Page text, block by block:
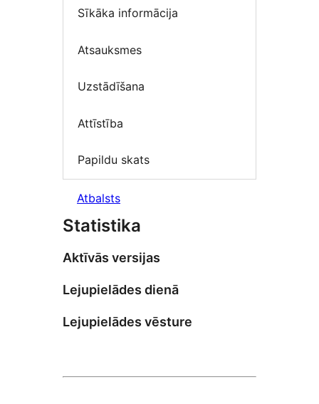
Sīkāka informācija
Atsauksmes
Uzstādīšana
Attīstība
Papildu skats
Atbalsts
Statistika
Aktīvās versijas
Lejupielādes dienā
Lejupielādes vēsture